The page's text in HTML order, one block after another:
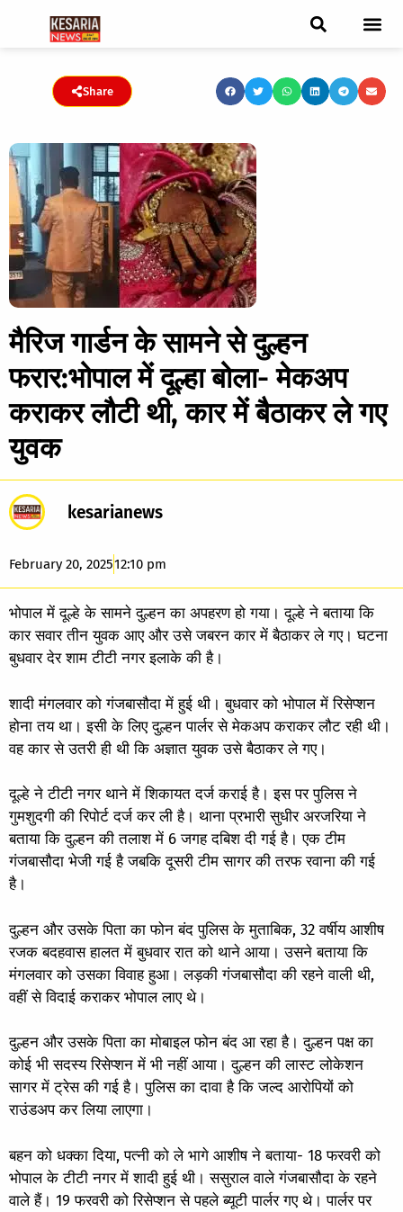
Share
​​​​​मैरिज गार्डन के सामने से दुल्हन
फरार:भोपाल में दूल्हा बोला- मेकअप
कराकर लौटी थी, कार में बैठाकर ले गए
युवक
kesarianews
February 20, 202512:10 pm
भोपाल में दूल्हे के सामने दुल्हन का अपहरण हो गया। दूल्हे ने बताया कि
कार सवार तीन युवक आए और उसे जबरन कार में बैठाकर ले गए। घटना
बुधवार देर शाम टीटी नगर इलाके की है।
शादी मंगलवार को गंजबासौदा में हुई थी। बुधवार को भोपाल में रिसेप्शन
होना तय था। इसी के लिए दुल्हन पार्लर से मेकअप कराकर लौट रही थी।
वह कार से उतरी ही थी कि अज्ञात युवक उसे बैठाकर ले गए।
दूल्हे ने टीटी नगर थाने में शिकायत दर्ज कराई है। इस पर पुलिस ने
गुमशुदगी की रिपोर्ट दर्ज कर ली है। थाना प्रभारी सुधीर अरजरिया ने
बताया कि दुल्हन की तलाश में 6 जगह दबिश दी गई है। एक टीम
गंजबासौदा भेजी गई है जबकि दूसरी टीम सागर की तरफ रवाना की गई
है।
दुल्हन और उसके पिता का फोन बंद पुलिस के मुताबिक, 32 वर्षीय आशीष
रजक बदहवास हालत में बुधवार रात को थाने आया। उसने बताया कि
मंगलवार को उसका विवाह हुआ। लड़की गंजबासौदा की रहने वाली थी,
वहीं से विदाई कराकर भोपाल लाए थे।
दुल्हन और उसके पिता का मोबाइल फोन बंद आ रहा है। दुल्हन पक्ष का
कोई भी सदस्य रिसेप्शन में भी नहीं आया। दुल्हन की लास्ट लोकेशन
सागर में ट्रेस की गई है। पुलिस का दावा है कि जल्द आरोपियों को
राउंडअप कर लिया लाएगा।
बहन को धक्का दिया, पत्नी को ले भागे आशीष ने बताया- 18 फरवरी को
भोपाल के टीटी नगर में शादी हुई थी। ससुराल वाले गंजबासौदा के रहने
वाले हैं। 19 फरवरी को रिसेप्शन से पहले ब्यूटी पार्लर गए थे। पार्लर पर